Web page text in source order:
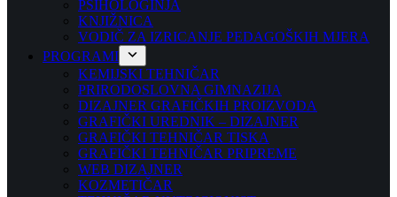
PSIHOLOGINJA
KNJIŽNICA
VODIČ ZA IZRICANJE PEDAGOŠKIH MJERA
PROGRAMI
KEMIJSKI TEHNIČAR
PRIRODOSLOVNA GIMNAZIJA
DIZAJNER GRAFIČKIH PROIZVODA
GRAFIČKI UREDNIK – DIZAJNER
GRAFIČKI TEHNIČAR TISKA
GRAFIČKI TEHNIČAR PRIPREME
WEB DIZAJNER
KOZMETIČAR